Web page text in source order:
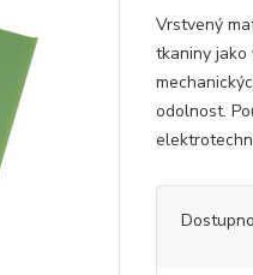
Vrstvený
tkaniny jako
odolnost.